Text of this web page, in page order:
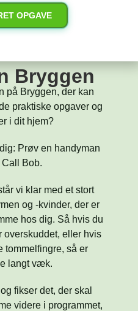
OPGAVE
Bryggen
på Bryggen, der kan
praktiske opgaver og
i dit hjem?
Prøv en handyman
Call Bob.
vi klar med et stort
og -kvinder, der er
hos dig. Så hvis du
overskuddet, eller hvis
tommelfingre, så er
langt væk.
fikser det, der skal
videre i programmet,